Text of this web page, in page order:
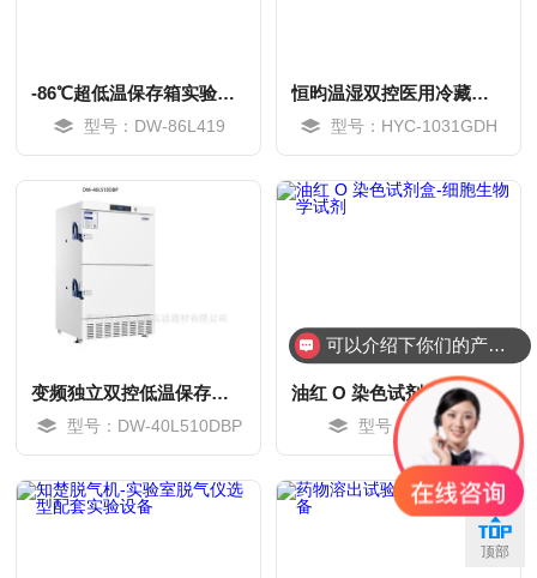
-86℃超低温保存箱实验设备
型号：DW-86L419
恒昀温湿双控医用冷藏箱实验设备
型号：HYC-1031GDH
MORE
变频独立双控低温保存箱-实验室设备
型号：DW-40L510DBP
油红 O 染色试剂盒-细胞生物学试剂
型号：SW-006
联系
顶部
可以介绍下你们的产品么？